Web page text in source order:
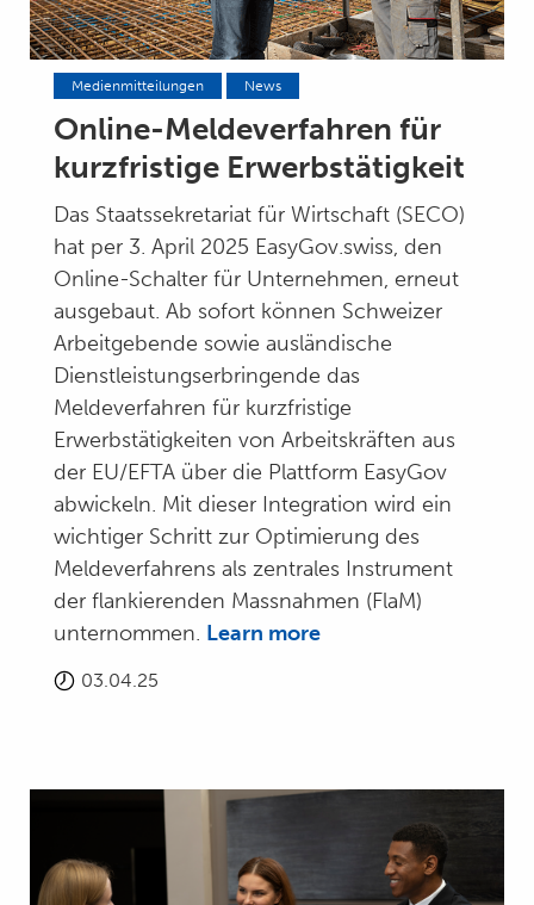
Medienmitteilungen News
Online-Meldeverfahren für
kurzfristige Erwerbstätigkeit
Das Staatssekretariat für Wirtschaft (SECO)
hat per 3. April 2025 EasyGov.swiss, den
Online-Schalter für Unternehmen, erneut
ausgebaut. Ab sofort können Schweizer
Arbeitgebende sowie ausländische
Dienstleistungserbringende das
Meldeverfahren für kurzfristige
Erwerbstätigkeiten von Arbeitskräften aus
der EU/EFTA über die Plattform EasyGov
abwickeln. Mit dieser Integration wird ein
wichtiger Schritt zur Optimierung des
Meldeverfahrens als zentrales Instrument
der flankierenden Massnahmen (FlaM)
unternommen. Learn more
03.04.25